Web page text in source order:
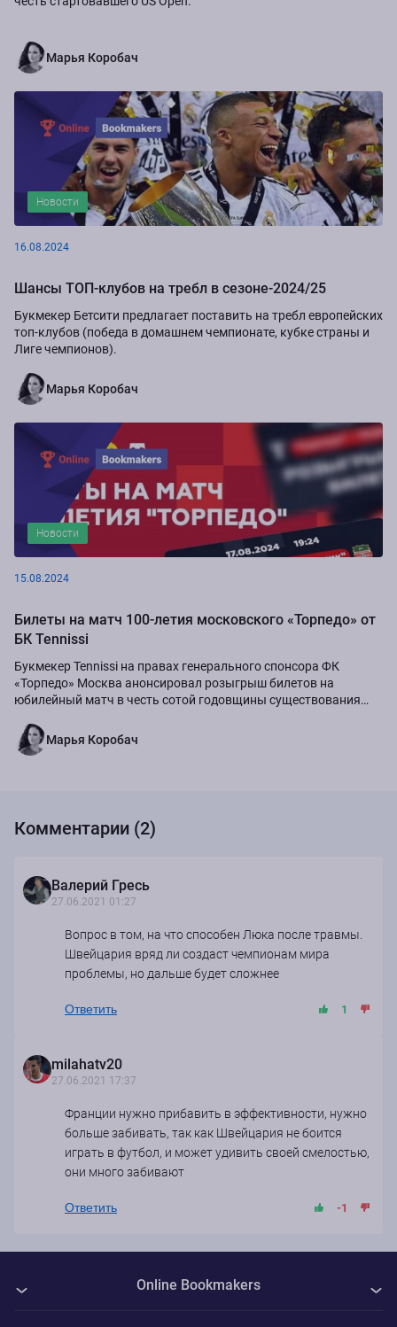
Марья Коробач
Новости
16.08.2024
Шансы ТОП-клубов на требл в сезоне-2024/25
Букмекер Бетсити предлагает поставить на требл европейских
топ-клубов (победа в домашнем чемпионате, кубке страны и
Лиге чемпионов).
Марья Коробач
Новости
15.08.2024
Билеты на матч 100-летия московского «Торпедо» от
БК Tennissi
Букмекер Tennissi на правах генерального спонсора ФК
«Торпедо» Москва анонсировал розыгрыш билетов на
юбилейный матч в честь сотой годовщины существования
Марья Коробач
Комментарии (2)
Валерий Гресь
27.06.2021 01:27
Вопрос в том, на что способен Люка после травмы.
Швейцария вряд ли создаст чемпионам мира
проблемы, но дальше будет сложнее
Ответить 1
milahatv20
27.06.2021 17:37
Франции нужно прибавить в эффективности, нужно
больше забивать, так как Швейцария не боится
играть в футбол, и может удивить своей смелостью,
они много забивают
Ответить -1
Online Bookmakers